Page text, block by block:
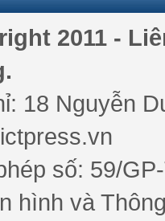
2011 -
18 Nguyễn
số: 59/
hình và